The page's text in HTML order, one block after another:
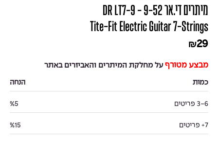
מיתרים די.אר 9-52 - DR LT7-9
Tite-Fit Electric Guitar 7-Strings
₪29
מבצע מטורף על מחלקת המיתרים והאביזרים באתר
כמות הנחה
3-6 פריטים %5
7+ פריטים %15